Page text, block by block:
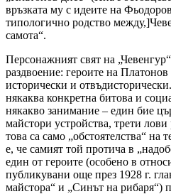
връзката му с идеите на
типологично родство
самота“.
Персонажният свят на
раздвоение: героите на
исторически и
някаква конкретна битова и
някакво занимание – един бие
майстори устройства, трети
това са само „обстоятелства“ на
е, че самият той протича в
един от героите (особено в
публикувани още през 1928 г.
майстора“ и „Синът на рибаря“)